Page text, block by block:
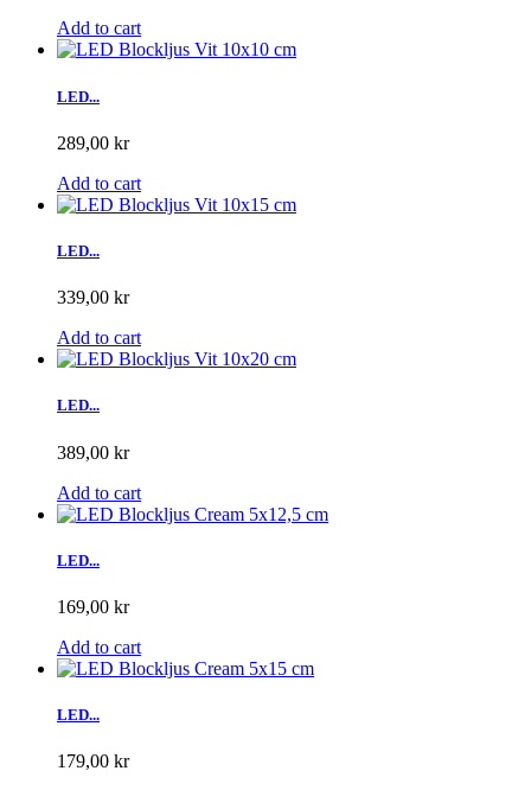
Add to cart
LED...
289,00 kr
Add to cart
LED...
339,00 kr
Add to cart
LED...
389,00 kr
Add to cart
LED...
169,00 kr
Add to cart
LED...
179,00 kr